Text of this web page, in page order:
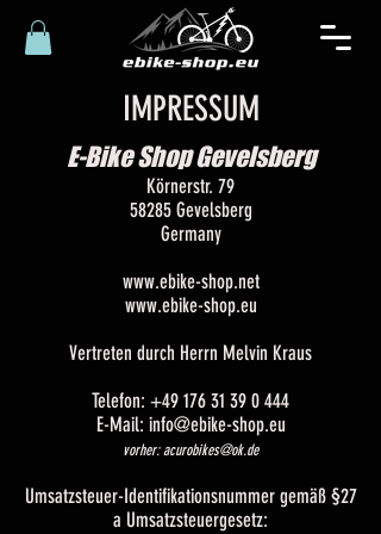
IMPRESSUM
E-Bike Shop Gevelsberg
Körnerstr. 79
58285 Gevelsberg
Germany
www.ebike-shop.net
www.ebike-shop.eu
Vertreten durch Herrn Melvin Kraus
Telefon: +49 176 31 39 0 444
E-Mail: info@ebike-shop.eu
vorher:acurobikes@ok.de
Umsatzsteuer-Identifikationsnummer gemäß §27
a Umsatzsteuergesetz: